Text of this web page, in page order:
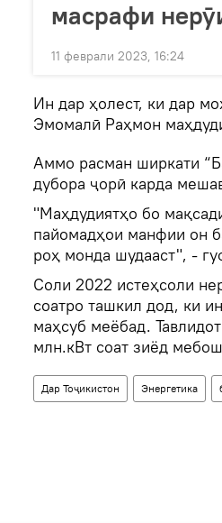
масрафи
11 феврали 2023, 16:24
Ин дар ҳолест, ки дар
Эмомалӣ Раҳмон
Аммо расман ширкати
дубора ҷорӣ карда
"Маҳдудиятҳо бо
пайомадҳои манфии он
роҳ монда шудааст", -
Соли 2022 истеҳсоли
соатро ташкил дод, ки
маҳсуб меёбад.
млн.кВт соат зиёд
Дар Тоҷикистон Энергетика